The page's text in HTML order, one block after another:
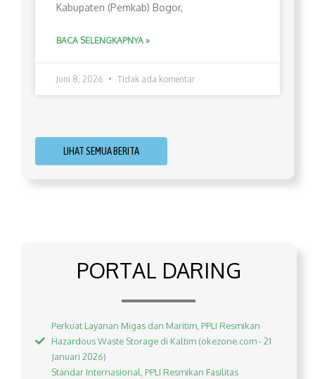
Kabupaten (Pemkab) Bogor,
BACA SELENGKAPNYA »
Juni 8, 2026 Tidak ada komentar
LIHAT SEMUA BERITA
PORTAL DARING
Perkuat Layanan Migas dan Maritim, PPLI Resmikan
Hazardous Waste Storage di Kaltim (okezone.com - 21
Januari 2026)
Standar Internasional, PPLI Resmikan Fasilitas